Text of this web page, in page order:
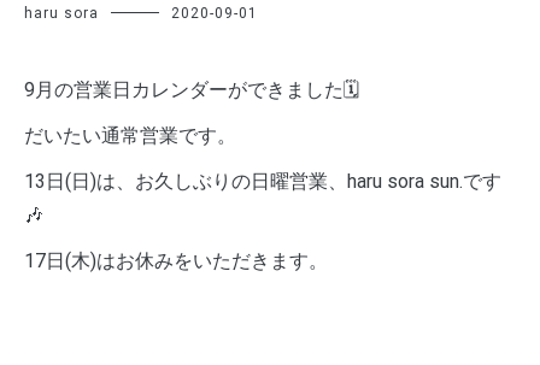
haru sora 2020-09-01
9月の営業日カレンダーができました🗓
だいたい通常営業です。
13日(日)は、お久しぶりの日曜営業、haru sora sun.です
🎶
17日(木)はお休みをいただきます。